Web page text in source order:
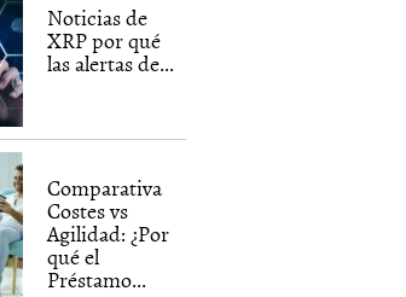
Noticias de
XRP por qué
las alertas de...
Comparativa
Costes vs
Agilidad: ¿Por
qué el
Préstamo...